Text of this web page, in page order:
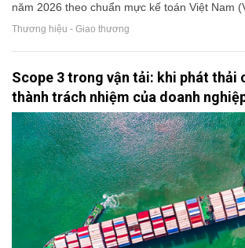
năm 2026 theo chuẩn mực kế toán Việt Nam
Thương hiệu - Giao thương
Scope 3 trong vận tải: khi phát thải
thành trách nhiệm của doanh